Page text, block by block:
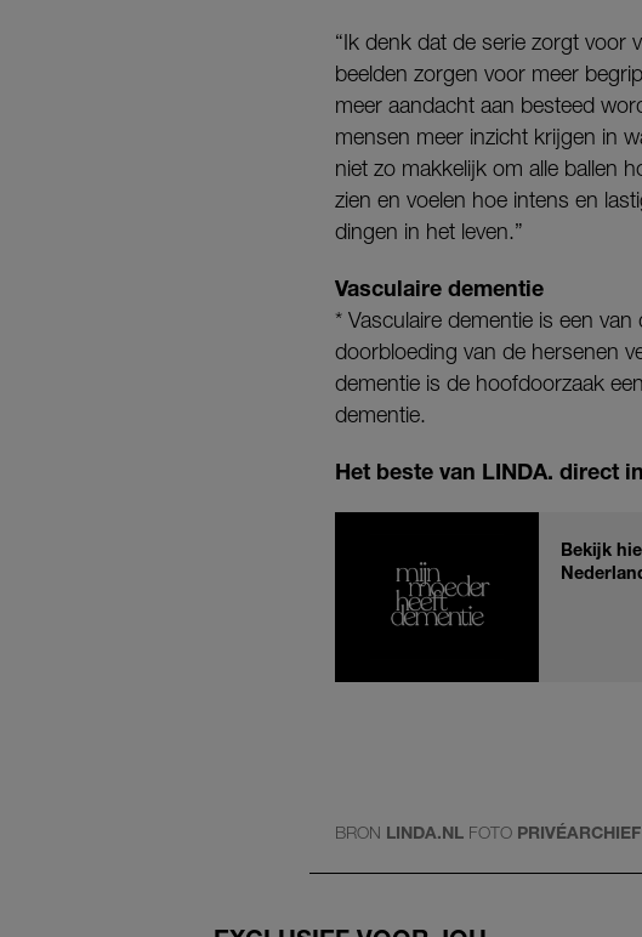
“Ik denk dat de serie zorgt voor
beelden zorgen voor meer
meer aandacht aan besteed
mensen meer inzicht krijgen in
niet zo makkelijk om alle ballen
zien en voelen hoe intens en
dingen in het leven.”
Vasculaire dementie
* Vasculaire dementie is een
doorbloeding van de hersenen
dementie is de hoofdoorzaak
dementie.
Het beste van LINDA. direct
Bekijk
BRON LINDA.NL FOTO